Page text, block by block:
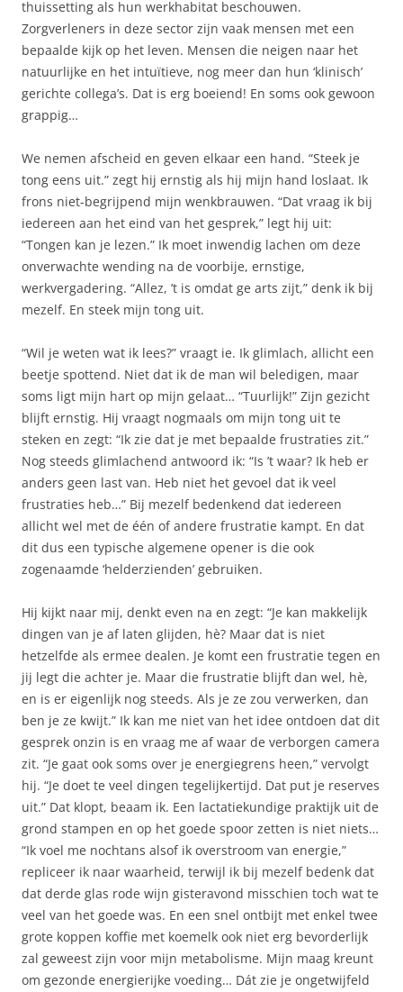
thuissetting als hun werkhabitat beschouwen.
Zorgverleners in deze sector zijn vaak mensen met een
bepaalde kijk op het leven. Mensen die neigen naar het
natuurlijke en het intuïtieve, nog meer dan hun ‘klinisch’
gerichte collega’s. Dat is erg boeiend! En soms ook gewoon
grappig…
We nemen afscheid en geven elkaar een hand. “Steek je
tong eens uit.” zegt hij ernstig als hij mijn hand loslaat. Ik
frons niet-begrijpend mijn wenkbrauwen. “Dat vraag ik bij
iedereen aan het eind van het gesprek,” legt hij uit:
“Tongen kan je lezen.” Ik moet inwendig lachen om deze
onverwachte wending na de voorbije, ernstige,
werkvergadering. “Allez, ’t is omdat ge arts zijt,” denk ik bij
mezelf. En steek mijn tong uit.
“Wil je weten wat ik lees?” vraagt ie. Ik glimlach, allicht een
beetje spottend. Niet dat ik de man wil beledigen, maar
soms ligt mijn hart op mijn gelaat… “Tuurlijk!” Zijn gezicht
blijft ernstig. Hij vraagt nogmaals om mijn tong uit te
steken en zegt: “Ik zie dat je met bepaalde frustraties zit.”
Nog steeds glimlachend antwoord ik: “Is ’t waar? Ik heb er
anders geen last van. Heb niet het gevoel dat ik veel
frustraties heb…” Bij mezelf bedenkend dat iedereen
allicht wel met de één of andere frustratie kampt. En dat
dit dus een typische algemene opener is die ook
zogenaamde ‘helderzienden’ gebruiken.
Hij kijkt naar mij, denkt even na en zegt: “Je kan makkelijk
dingen van je af laten glijden, hè? Maar dat is niet
hetzelfde als ermee dealen. Je komt een frustratie tegen en
jij legt die achter je. Maar die frustratie blijft dan wel, hè,
en is er eigenlijk nog steeds. Als je ze zou verwerken, dan
ben je ze kwijt.” Ik kan me niet van het idee ontdoen dat dit
gesprek onzin is en vraag me af waar de verborgen camera
zit. “Je gaat ook soms over je energiegrens heen,” vervolgt
hij. “Je doet te veel dingen tegelijkertijd. Dat put je reserves
uit.” Dat klopt, beaam ik. Een lactatiekundige praktijk uit de
grond stampen en op het goede spoor zetten is niet niets…
“Ik voel me nochtans alsof ik overstroom van energie,”
repliceer ik naar waarheid, terwijl ik bij mezelf bedenk dat
dat derde glas rode wijn gisteravond misschien toch wat te
veel van het goede was. En een snel ontbijt met enkel twee
grote koppen koffie met koemelk ook niet erg bevorderlijk
zal geweest zijn voor mijn metabolisme. Mijn maag kreunt
om gezonde energierijke voeding… Dát zie je ongetwijfeld